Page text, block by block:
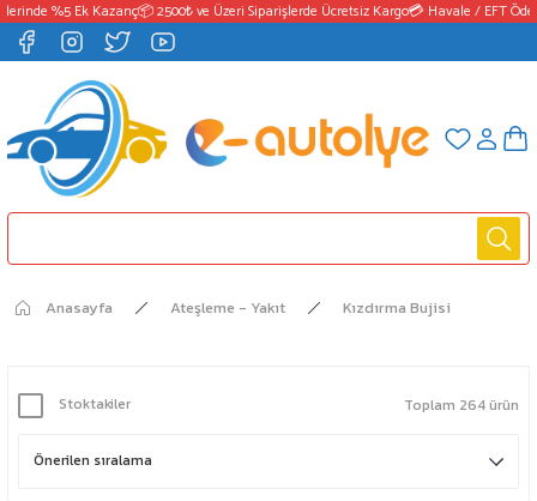
%5 Ek Kazanç📦 2500₺ ve Üzeri Siparişlerde Ücretsiz Kargo💳 Havale / EFT
Anasayfa Ateşleme - Yakıt Kızdırma Bujisi
Stoktakiler Toplam 264 ürün